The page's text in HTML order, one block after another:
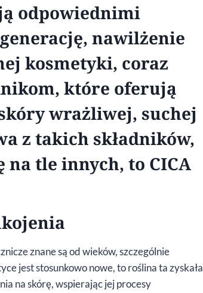
odpowiednimi
nawilżenie
kosmetyki, coraz
które oferują
wrażliwej, suchej
z takich składników,
tle innych, to CICA
znane są od wieków, szczególnie
jest stosunkowo nowe, to roślina ta zyskała
na skórę, wspierając jej procesy